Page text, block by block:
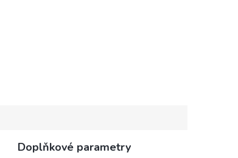
Doplňkové parametry